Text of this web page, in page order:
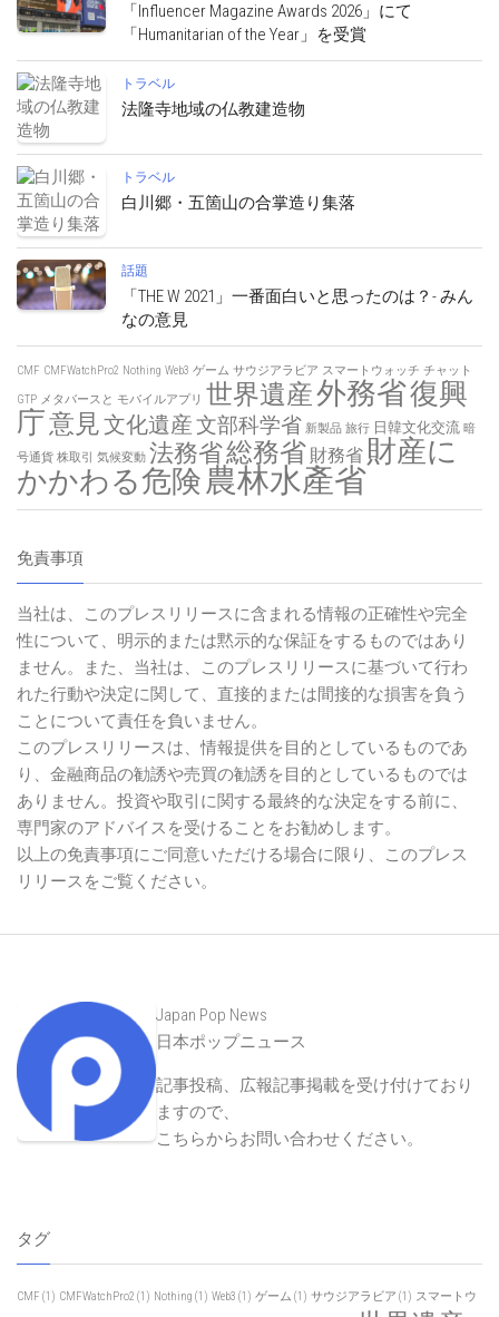
「Influencer Magazine Awards 2026」にて
「Humanitarian of the Year」を受賞
トラベル
法隆寺地域の仏教建造物
トラベル
白川郷・五箇山の合掌造り集落
話題
「THE W 2021」一番面白いと思ったのは？- みん
なの意見
CMF CMFWatchPro2 Nothing Web3 ゲーム サウジアラビア スマートウォッチ チャット
GTP メタバースと モバイルアプリ 世界遺産外務省復興
庁意見文化遺産文部科学省 新製品 旅行 日韓文化交流 暗
号通貨 株取引 気候変動 法務省総務省 財務省 財産に
かかわる危険農林水產省
免責事項
当社は、このプレスリリースに含まれる情報の正確性や完全
性について、明示的または黙示的な保証をするものではあり
ません。また、当社は、このプレスリリースに基づいて行わ
れた行動や決定に関して、直接的または間接的な損害を負う
ことについて責任を負いません。
このプレスリリースは、情報提供を目的としているものであ
り、金融商品の勧誘や売買の勧誘を目的としているものでは
ありません。投資や取引に関する最終的な決定をする前に、
専門家のアドバイスを受けることをお勧めします。
以上の免責事項にご同意いただける場合に限り、このプレス
リリースをご覧ください。
Japan Pop News
日本ポップニュース
記事投稿、広報記事掲載を受け付けており
ますので、
こちらからお問い合わせください。
タグ
CMF (1) CMFWatchPro2 (1) Nothing (1) Web3 (1) ゲーム (1) サウジアラビア (1) スマートウ